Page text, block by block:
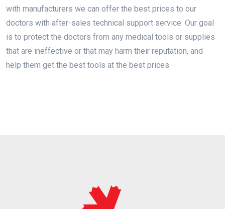
with manufacturers we can offer the best prices to our
doctors with after-sales technical support service. Our goal
is to protect the doctors from any medical tools or supplies
that are ineffective or that may harm their reputation, and
help them get the best tools at the best prices.